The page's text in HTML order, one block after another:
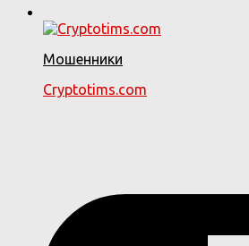
Мошенники
Cryptotims.com